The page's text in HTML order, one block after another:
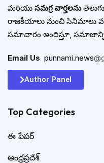
మరియు సమగ్ర వార్తలను
రాజకీయాలు నుంచి సినిమాలు
సమాచారం అందిస్తూ,
Email Us punnami.news
Author Panel
Top Categories​
ఈ పేపర్
ఆంధ్రప్రదేశ్